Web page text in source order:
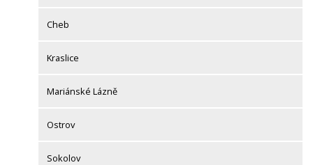
Cheb
Kraslice
Mariánské Lázně
Ostrov
Sokolov